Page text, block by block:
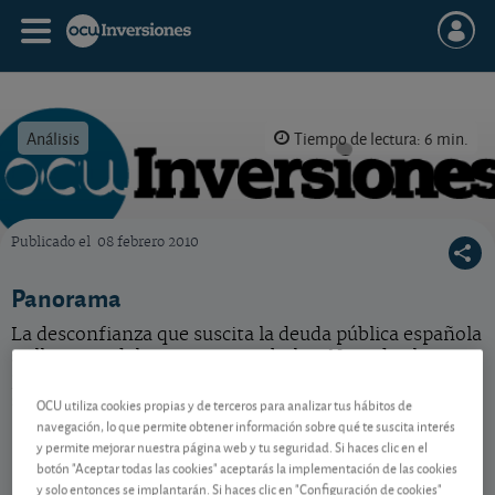
Análisis Tiempo de lectura: 6 min.
Publicado el 08 febrero 2010
Panorama
La desconfianza que suscita la deuda pública española
se lleva por delante a nuestra bolsa. No ceda al
sus inversiones.
Contenido reservado a SOCIOS
OCU utiliza cookies propias y de terceros para analizar tus hábitos de
navegación, lo que permite obtener información sobre qué te suscita interés
y permite mejorar nuestra página web y tu seguridad. Si haces clic en el
botón "Aceptar todas las cookies" aceptarás la implementación de las cookies
y solo entonces se implantarán. Si haces clic en "Configuración de cookies"